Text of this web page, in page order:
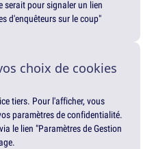
serait pour signaler un lien
d'enquêteurs sur le coup"
choix de cookies
tiers. Pour l'afficher, vous
paramètres de confidentialité.
le lien "Paramètres de Gestion